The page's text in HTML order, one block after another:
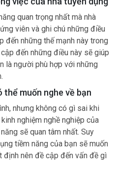
quan trọng nhất mà nhà
viên và ghi chú những điều
đến những thế mạnh này trong
đến những điều này sẽ giúp
là người phù hợp với những
thể muốn nghe về bạn
nhưng không có gì sai khi
nghiệm nghề nghiệp của
sẽ quan tâm nhất. Suy
tiềm năng của bạn sẽ muốn
định nên đề cập đến vấn đề gì